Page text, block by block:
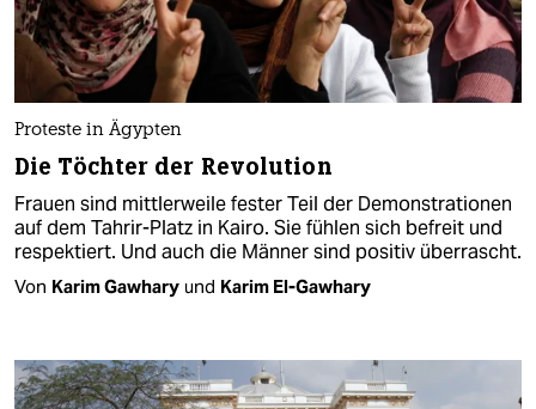
Proteste in Ägypten
Die Töchter der Revolution
Frauen sind mittlerweile fester Teil der Demonstrationen
auf dem Tahrir-Platz in Kairo. Sie fühlen sich befreit und
respektiert. Und auch die Männer sind positiv überrascht.
Von Karim Gawhary und Karim El-Gawhary